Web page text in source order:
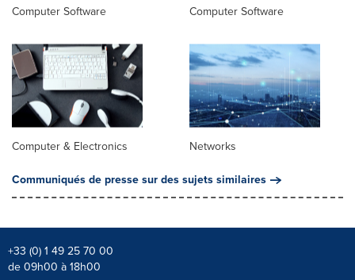
Computer Software Computer Software
Computer & Electronics
Networks
Communiqués de presse sur des sujets similaires
+33 (0) 1 49 25 70 00
de 09h00 à 18h00